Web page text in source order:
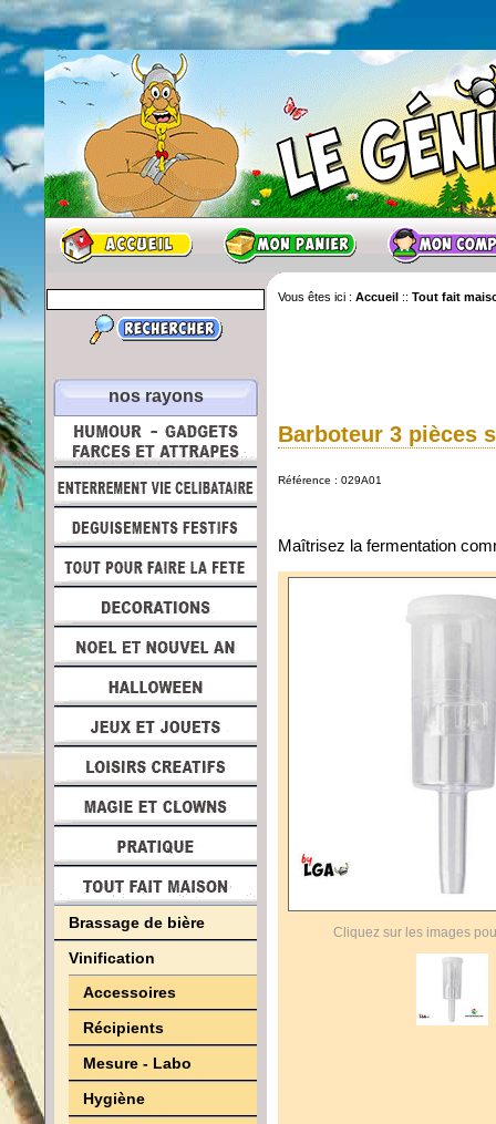
nos rayons
Brassage de bière
Vinification
Accessoires
Récipients
Mesure - Labo
Hygiène
Vous êtes ici : Accueil :: Tout fait
Barboteur 3 pièces
Référence : 029A01
Maîtrisez la fermentation
Cliquez sur les images